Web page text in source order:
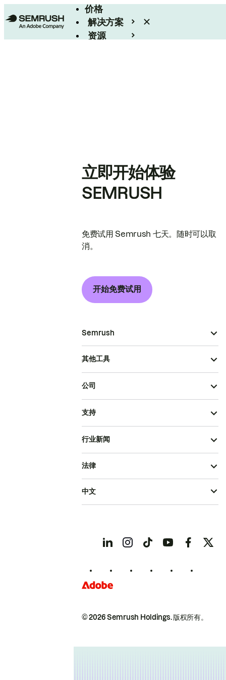
价格
解决方案
资源
立即开始体验
SEMRUSH
免费试用 Semrush 七天。随时可以取
消。
开始免费试用
Semrush
其他工具
公司
支持
行业新闻
© 2026 Semrush Holdings.版权所有。
法律
中文